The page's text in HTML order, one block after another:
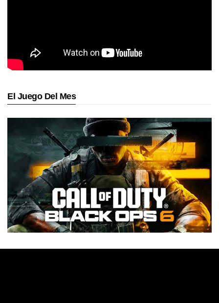
El Juego Del Mes